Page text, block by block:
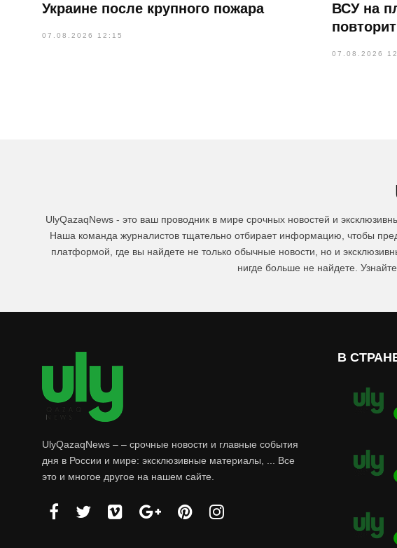
ВСУ на
07.08.2026
Украине после крупного пожара
07.08.2026 12:15
UlyQazaqNews - это ваш проводник в мире срочных новостей и
Наша команда журналистов тщательно отбирает информацию, чтобы
платформой, где вы найдете не только обычные новости, но и
нигде больше не найдете.
UlyQazaqNews – – срочные новости и главные события
дня в России и мире: эксклюзивные материалы, ... Все
это и многое другое на нашем сайте.
В